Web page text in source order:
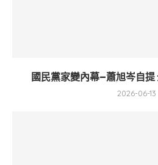
國民黨家變內幕–蕭旭岑自
2026-06-13